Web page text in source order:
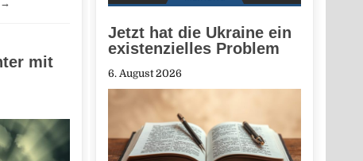
Jetzt hat die Ukraine ein
existenzielles Problem
6. August 2026
→
mit